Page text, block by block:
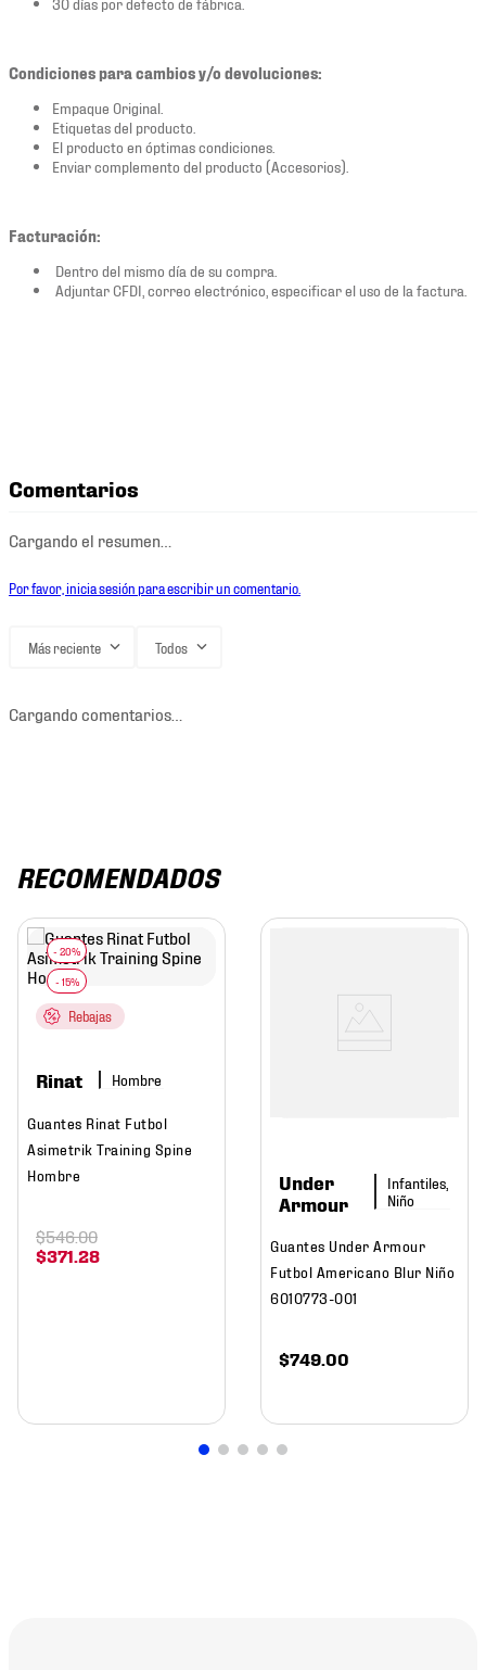
Condiciones para cambios y/o devoluciones:
Empaque Original.
Etiquetas del producto.
El producto en óptimas condiciones.
Enviar complemento del producto (Accesorios).
Facturación:
Dentro del mismo día de su compra.
Adjuntar CFDI, correo electrónico, especificar el uso de la factura.
Comentarios
Cargando el resumen…
Por favor, inicia sesión para escribir un comentario.
Más reciente Todos
Cargando comentarios…
RECOMENDADOS
Rebajas
Rinat Hombre
Guantes Rinat Futbol
Asimetrik Training Spine
Hombre
$371 28
$546.00
Under
Armour
Infantiles,
Niño
Guantes Under Armour
Futbol Americano Blur Niño
6010773-001
$749 00